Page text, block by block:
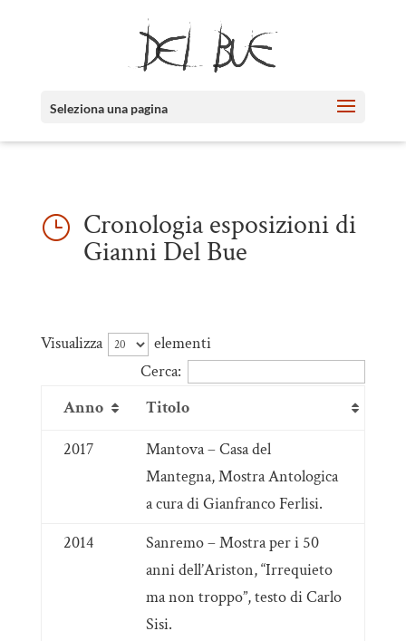
Seleziona una pagina
} Cronologia esposizioni di
Gianni Del Bue
Visualizza
elementi
Cerca:
Anno
Titolo
2017
Mantova – Casa del
Mantegna, Mostra Antologica
a cura di Gianfranco Ferlisi.
2014
Sanremo – Mostra per i 50
anni dell’Ariston, “Irrequieto
ma non troppo”, testo di Carlo
Sisi.